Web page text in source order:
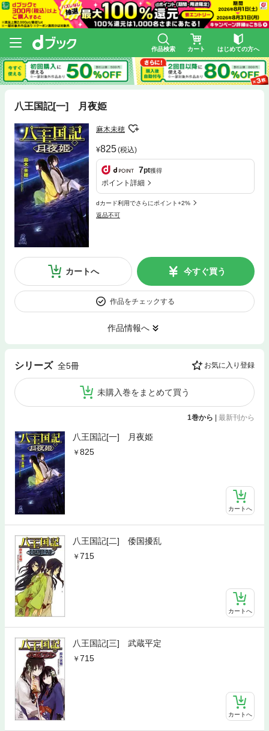
作品検索 カート はじめての方へ
八王国記[一] 月夜姫
麻木未穂
825(税込)
7pt獲得
ポイント詳細
dカード利用でさらにポイント+2%
返品不可
カートへ 今すぐ買う
作品をチェックする
作品情報へ
シリーズ 全5冊 お気に入り登録
未購入巻をまとめて買う
1巻から 最新刊から
八王国記[一] 月夜姫
825
カートへ
八王国記[二] 倭国擾乱
715
カートへ
八王国記[三] 武蔵平定
715
カートへ